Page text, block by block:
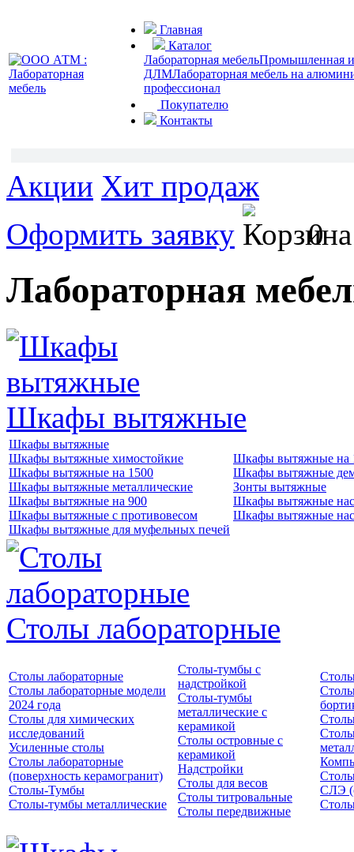
Главная
Каталог
Лабораторная мебельПромышленная и
ДЛМЛабораторная мебель на
профессионал
Покупателю
Контакты
Акции Хит продаж
Оформить заявку
0
Лабораторная
Шкафы вытяжные
Шкафы вытяжные
Шкафы вытяжные химостойкие
Шкафы вытяжные на 1500
Шкафы вытяжные металлические
Шкафы вытяжные на 900
Шкафы вытяжные с противовесом
Шкафы вытяжные для муфельных печей
Шкафы вытяжные на
Шкафы вытяжные
Зонты вытяжные
Шкафы вытяжные
Шкафы вытяжные
Столы лабораторные
Столы лабораторные
Столы лабораторные модели
2024 года
Столы для химических
исследований
Усиленные столы
Столы лабораторные
(поверхность керамогранит)
Столы-Тумбы
Столы-тумбы металлические
Столы-тумбы с
надстройкой
Столы-тумбы
металлические с
керамикой
Столы островные с
керамикой
Надстройки
Столы для весов
Столы титровальные
Столы передвижные
СЛЭ